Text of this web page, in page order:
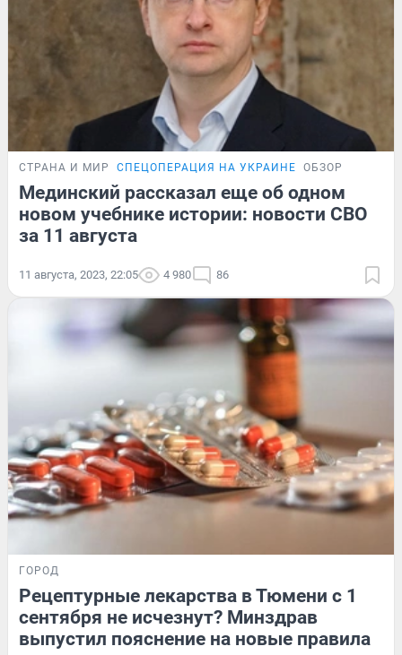
СТРАНА И МИР СПЕЦОПЕРАЦИЯ НА УКРАИНЕ ОБЗОР
Мединский рассказал еще об одном
новом учебнике истории: новости СВО
за 11 августа
11 августа, 2023, 22:05 4 980 86
ГОРОД
Рецептурные лекарства в Тюмени с 1
сентября не исчезнут? Минздрав
выпустил пояснение на новые правила